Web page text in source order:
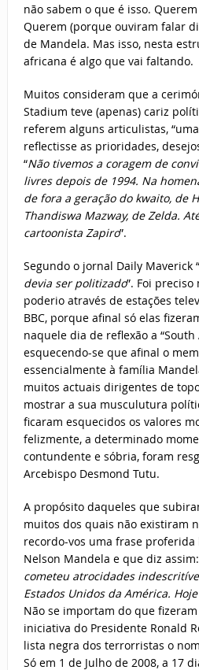
não sabem o que é isso.
Querem (porque ouviram falar
de Mandela. Mas isso, nesta
africana é algo que vai faltando.
Muitos consideram que a
Stadium teve (apenas) cariz
referem alguns articulistas,
reflectisse as prioridades,
“Não tivemos a coragem de
livres depois de 1994. Na
de fora a geração do kwaito, de
Thandiswa Mazway, de Zelda.
cartoonista Zapiro”.
Segundo o jornal Daily Maverick “
devia ser politizado”. Foi
poderio através de estações
BBC, porque afinal só elas
naquele dia de reflexão a “South
esquecendo-se que afinal o
essencialmente à família
muitos actuais dirigentes de
mostrar a sua musculutura
ficaram esquecidos os valores
felizmente, a determinado
contundente e sóbria, foram
Arcebispo Desmond Tutu.
A propósito daqueles que
muitos dos quais não existiram
recordo-vos uma frase
Nelson Mandela e que diz assim:
cometeu atrocidades
Estados Unidos da América.
Não se importam do que
iniciativa do Presidente Ronald
lista negra dos terrorristas o
Só em 1 de Julho de 2008, a 17